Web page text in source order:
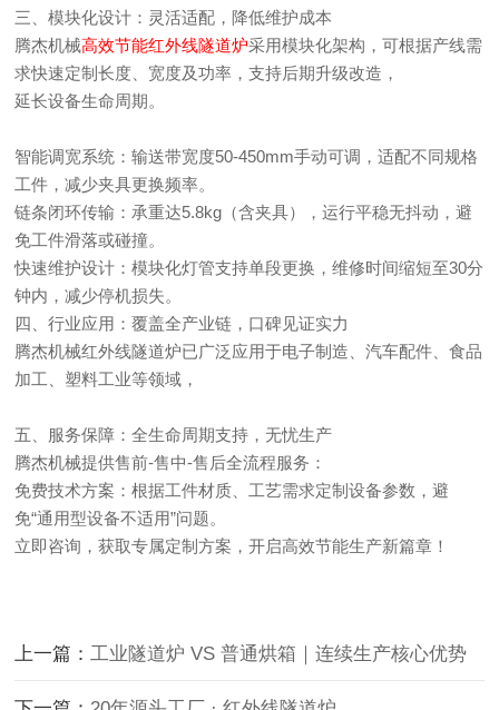
三、模块化设计：灵活适配，降低维护成本
腾杰机械高效节能红外线隧道炉采用模块化架构，可根据产线需
求快速定制长度、宽度及功率，支持后期升级改造，
延长设备生命周期。
智能调宽系统：输送带宽度50-450mm手动可调，适配不同规格
工件，减少夹具更换频率。
链条闭环传输：承重达5.8kg（含夹具），运行平稳无抖动，避
免工件滑落或碰撞。
快速维护设计：模块化灯管支持单段更换，维修时间缩短至30分
钟内，减少停机损失。
四、行业应用：覆盖全产业链，口碑见证实力
腾杰机械红外线隧道炉已广泛应用于电子制造、汽车配件、食品
加工、塑料工业等领域，
五、服务保障：全生命周期支持，无忧生产
腾杰机械提供售前-售中-售后全流程服务：
免费技术方案：根据工件材质、工艺需求定制设备参数，避
免“通用型设备不适用”问题。
立即咨询，获取专属定制方案，开启高效节能生产新篇章！
上一篇：工业隧道炉 VS 普通烘箱｜连续生产核心优势